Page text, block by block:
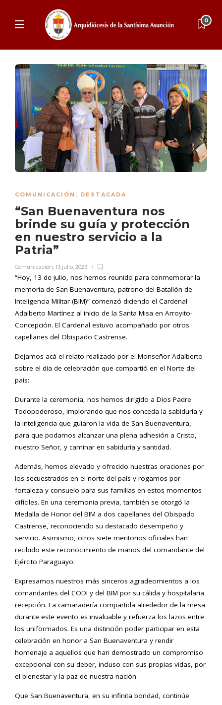
0
COMUNICACIÓN , DESTACADA
“San Buenaventura nos
brinde su guía y protección
en nuestro servicio a la
Patria”
Comunicación, 13 julio, 2023
“Hoy, 13 de julio, nos hemos reunido para conmemorar la
memoria de San Buenaventura, patrono del Batallón de
Inteligencia Militar (BIM)” comenzó diciendo el Cardenal
Adalberto Martínez al inicio de la Santa Misa en Arroyito-
Concepción. El Cardenal estuvo acompañado por otros
capellanes del Obispado Castrense.
Dejamos acá el relato realizado por el Monseñor Adalberto
sobre el día de celebración que compartió en el Norte del
país:
Durante la ceremonia, nos hemos dirigido a Dios Padre
Todopoderoso, implorando que nos conceda la sabiduría y
la inteligencia que guiaron la vida de San Buenaventura,
para que podamos alcanzar una plena adhesión a Cristo,
nuestro Señor, y caminar en sabiduría y santidad.
Además, hemos elevado y ofrecido nuestras oraciones por
los secuestrados en el norte del país y rogamos por
fortaleza y consuelo para sus familias en estos momentos
difíciles. En una ceremonia previa, también se otorgó la
Medalla de Honor del BIM a dos capellanes del Obispado
Castrense, reconociendo su destacado desempeño y
servicio. Asimismo, otros siete meritorios oficiales han
recibido este reconocimiento de manos del comandante del
Ejército Paraguayo.
Expresamos nuestros más sinceros agradecimientos a los
comandantes del CODI y del BIM por su cálida y hospitalaria
recepción. La camaradería compartida alrededor de la mesa
durante este evento es invaluable y refuerza los lazos entre
los uniformados. Es una distinción poder participar en esta
celebración en honor a San Buenaventura y rendir
homenaje a aquellos que han demostrado un compromiso
excepcional con su deber, incluso con sus propias vidas, por
el bienestar y la paz de nuestra nación.
Que San Buenaventura, en su infinita bondad, continúe